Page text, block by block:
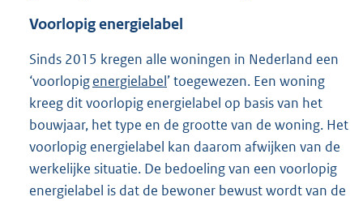
Voorlopig energielabel
Sinds 2015 kregen alle woningen in Nederland een
‘voorlopigenergielabel’ toegewezen. Een woning
kreeg dit voorlopig energielabel op basis van het
bouwjaar, het type en de grootte van de woning. Het
voorlopig energielabel kan daarom afwijken van de
werkelijke situatie. De bedoeling van een voorlopig
energielabel is dat de bewoner bewust wordt van de